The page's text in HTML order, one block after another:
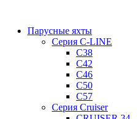
Парусные яхты
Серия C-LINE
C38
C42
C46
C50
C57
Серия Cruiser